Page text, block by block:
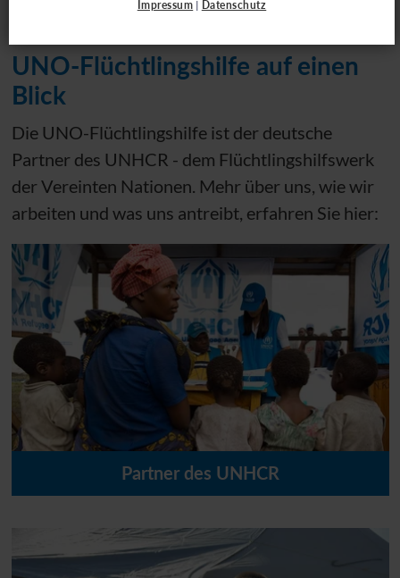
Impressum | Datenschutz
UNO-Flüchtlingshilfe auf einen
Blick
Die UNO-Flüchtlingshilfe ist der deutsche
Partner des UNHCR - dem Flüchtlingshilfswerk
der Vereinten Nationen. Mehr über uns, wie wir
arbeiten und was uns antreibt, erfahren Sie hier:
Partner des UNHCR
- dem Flüchtlingshilfswerk der Vereinten
Nationen. Seit 1980 fördern wir Hilfsprojekte für
Flüchtlinge im In- und Ausland.